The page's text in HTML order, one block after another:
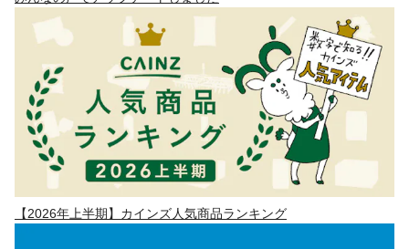
【2026年上半期】カインズ人気商品ランキング